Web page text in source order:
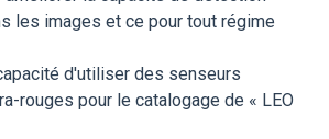
les images et ce pour tout régime
d'utiliser des senseurs
rouges pour le catalogage de « LEO